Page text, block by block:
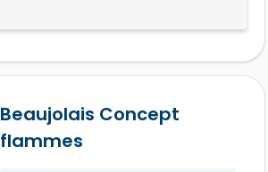
Beaujolais Concept
flammes